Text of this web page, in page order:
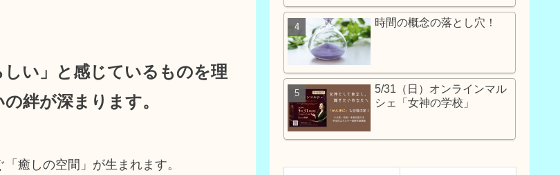
い」と感じているものを理
絆が深まります。
癒しの空間」が生まれます。
時間の概念の落とし穴！
5/31（日）オンラインマル
シェ「女神の学校」